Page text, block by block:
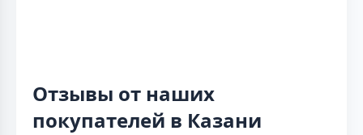
Отзывы от наших
покупателей в Казани